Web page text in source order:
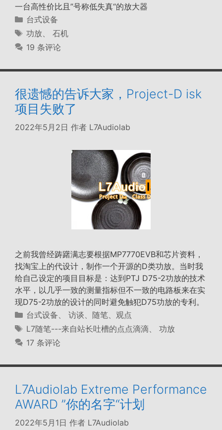
一台高性价比且”号称低失真“的放大器
分
类
台式设备
标
签
功放、 石机
19 条评论
很遗憾的告诉大家，Project-D isk
项目失败了
2022年5月2日 作者 L7Audiolab
之前我曾经踌躇满志要根据MP7770EVB和芯片资料，
找淘宝上的代设计，制作一个开源的D类功放。当时我
给自己设定的项目目标是：达到PTJ D75-2功放的技术
水平，以几乎一致的测量指标但不一致的电路板来在实
现D75-2功放的设计的同时避免触犯D75功放的专利。
分
类
台式设备、 访谈、随笔、观点
标
签
L7随笔---来自站长吐槽的点点滴滴、 功放
17 条评论
L7Audiolab Extreme Performance
AWARD ”你的名字“计划
2022年5月1日 作者 L7Audiolab